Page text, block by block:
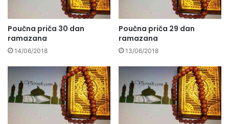
Poučna priča 30 dan
ramazana
14/06/2018
Poučna priča 29 dan
ramazana
13/06/2018